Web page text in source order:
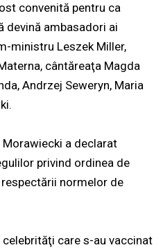
convenită pentru ca
devină ambasadori ai
ministru Leszek Miller,
cântăreaţa Magda
Andrzej Seweryn, Maria
a declarat
privind ordinea de
normelor de
celebrităţi care s-au vaccinat